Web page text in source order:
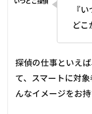
『
どこ
探偵の仕事といえ
て、スマートに対
んなイメージをお